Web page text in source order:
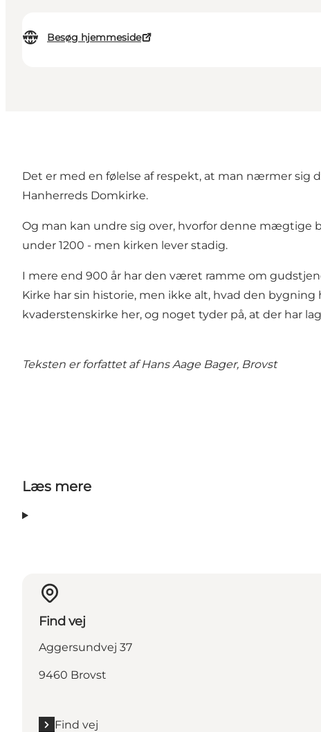
Besøg hjemmeside
Det er med en følelse af respekt, at man nærmer sig
Hanherreds Domkirke.
Og man kan undre sig over, hvorfor denne mægtige
under 1200 - men kirken lever stadig.
I mere end 900 år har den været ramme om
Kirke har sin historie, men ikke alt, hvad den
kvaderstenskirke her, og noget tyder på, at der har
Teksten er forfattet af Hans Aage Bager, Brovst
Læs mere
Find vej
Aggersundvej 37
9460 Brovst
Find vej